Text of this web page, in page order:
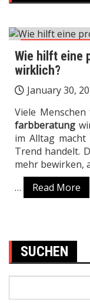
Mode &
Wie hilft eine
wirklich?
January 30,
Viele
farbberatung
im Alltag
Trend handelt.
mehr bewirken,
…
Read More
SUCHEN
for: